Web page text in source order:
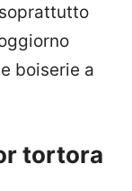
e boiserie a
tortora